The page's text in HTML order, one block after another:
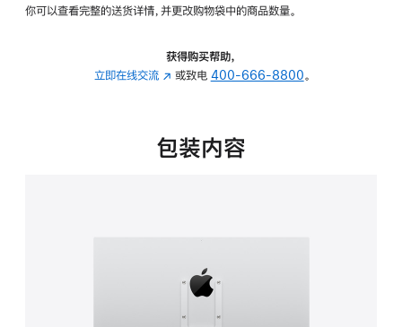
转
的
你可以查看完整的送货详情，并更改购物袋中的商品数量。
获得购买帮助，
立即在线交流 (在
中
或致电 400-666-8800。
包装内容